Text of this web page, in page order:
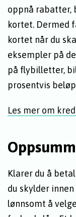
oppnå rabatter,
kortet. Dermed
kortet når du
eksempler på
på flybilletter,
prosentvis
Les mer om
Klarer du å
du skylder
lønnsomt å